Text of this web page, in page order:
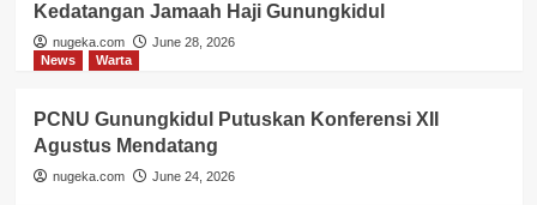
Kedatangan Jamaah Haji Gunungkidul
nugeka.com
June 28, 2026
News
Warta
PCNU Gunungkidul Putuskan Konferensi XII
Agustus Mendatang
nugeka.com June 24, 2026